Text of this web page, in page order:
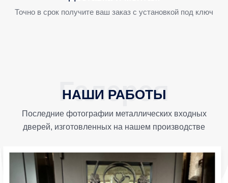
Точно в срок получите ваш заказ с установкой под ключ
НАШИ РАБОТЫ
Последние фотографии металлических входных
дверей, изготовленных на нашем производстве